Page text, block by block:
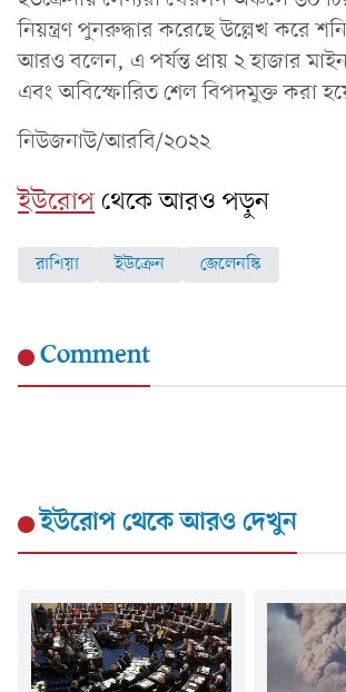
নিয়ন্ত্রণ পুনরুদ্ধার করেছে উল্লেখ করে
আরও বলেন, এ পর্যন্ত প্রায় ২ হাজার
এবং অবিস্ফোরিত শেল বিপদমুক্ত করা
নিউজনাউ/আরবি/২০২২
ইউরোপথেকে আরও পড়ুন
রাশিয়া ইউক্রেন জেলেনস্কি
Comment
ইউরোপথেকে আরও দেখুন